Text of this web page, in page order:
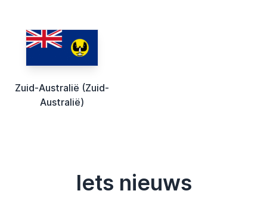
Zuid-Australië (Zuid-
Australië)
Iets nieuws